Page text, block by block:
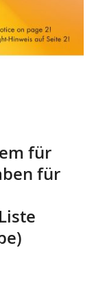
für
für